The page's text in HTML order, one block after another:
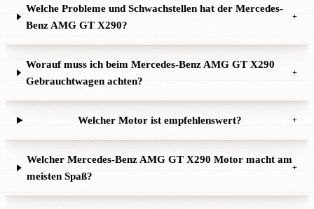
Welche Probleme und Schwachstellen hat der Mercedes-
Benz AMG GT X290?
+
Worauf muss ich beim Mercedes-Benz AMG GT X290
Gebrauchtwagen achten?
+
Welcher Motor ist empfehlenswert? +
Welcher Mercedes-Benz AMG GT X290 Motor macht am
meisten Spaß?
+